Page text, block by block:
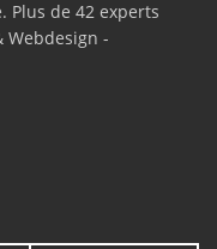
Plus de 42 experts
Webdesign -